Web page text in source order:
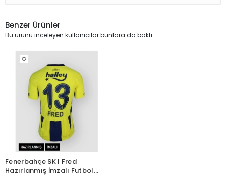
Benzer Ürünler
Bu ürünü inceleyen kullanıcılar bunlara da baktı
Fenerbahçe SK | Fred
Hazırlanmış İmzalı Futbol